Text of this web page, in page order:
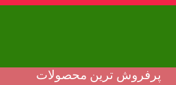
پرفروش ترین محصولات